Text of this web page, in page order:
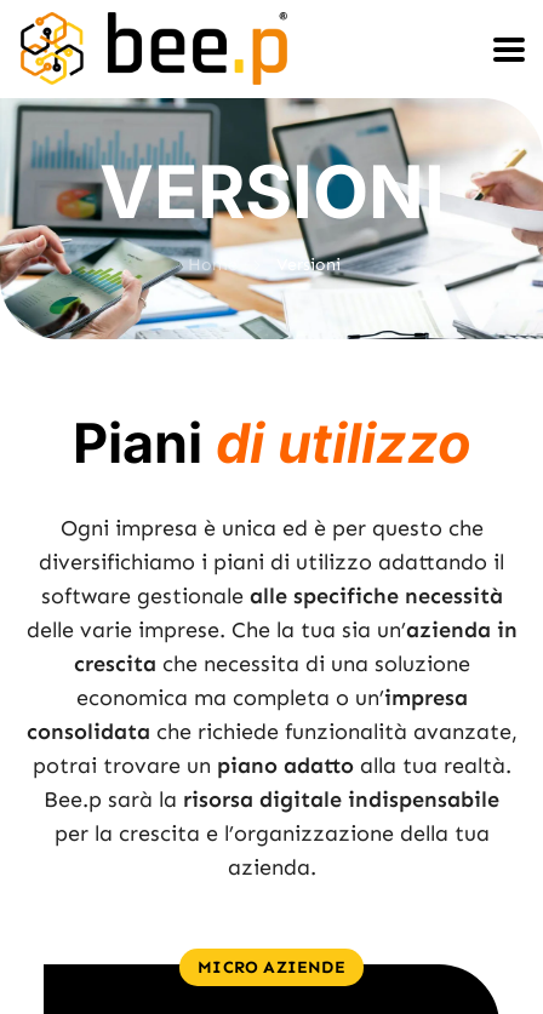
Salta
contenuto
Passa
alla
navigazione
VERSIONI
Home Versioni
Piani di utilizzo
Ogni impresa è unica ed è per questo che
diversifichiamo i piani di utilizzo adattando il
software gestionalealle specifiche necessità
delle varie imprese. Che la tua sia un’azienda in
crescita che necessita di una soluzione
economica ma completa o un’impresa
consolidata che richiede funzionalità avanzate,
potrai trovare un piano adattoalla tua realtà.
Bee.p sarà la risorsa digitale indispensabile
per la crescita e l’organizzazione della tua
azienda.
MICRO AZIENDE